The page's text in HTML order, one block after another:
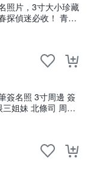
照片，3寸大小珍藏
探偵迷必收！ 青春
名照收藏品
簽名照 3寸周邊 簽
姐妹 北條司 周邊
相框